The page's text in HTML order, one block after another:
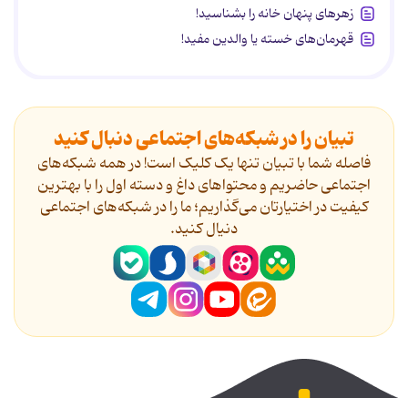
زهرهای پنهان خانه را بشناسید!
قهرمان‌های خسته یا والدین مفید!
تبیان را در شبکه‌های اجتماعی دنبال کنید
فاصله شما با تبیان تنها یک کلیک است! در همه شبکه‌های
اجتماعی حاضریم و محتواهای داغ و دسته اول را با بهترین
کیفیت در اختیارتان می‌گذاریم؛ ما را در شبکه‌های اجتماعی
دنیال کنید.